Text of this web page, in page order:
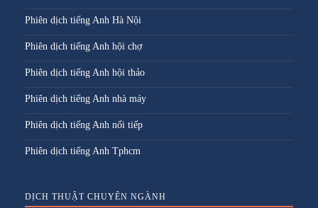
Phiên dịch tiếng Anh Hà Nội
Phiên dịch tiếng Anh hội chợ
Phiên dịch tiếng Anh hội thảo
Phiên dịch tiếng Anh nhà máy
Phiên dịch tiếng Anh nối tiếp
Phiên dịch tiếng Anh Tphcm
DỊCH THUẬT CHUYÊN NGÀNH